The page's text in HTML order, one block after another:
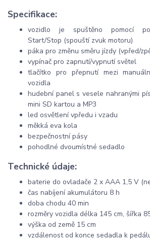
Specifikace:
vozidlo je spuštěno pomocí
Start/Stop (spouští zvuk motoru)
páka pro změnu směru jízdy (vpřed/
vypínač pro zapnutí/vypnutí světel
tlačítko pro přepnutí mezi
vozidla
hudební panel s vesele nahranými
mini SD kartou a MP3
led osvětlení vpředu i vzadu
měkká eva kola
bezpečnostní pásy
pohodlné dvoumístné sedadlo
Technické údaje:
baterie do ovladače 2 x AAA 1,5 V
čas nabíjení akumulátoru 8 h
doba chodu 40 min
rozměry vozidla délka 145 cm, šířka
výška od země 15 cm
vzdálenost od konce sedadla k